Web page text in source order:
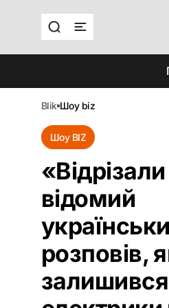
blik шоу biz
Шоу BIZ
відомий
розповів,